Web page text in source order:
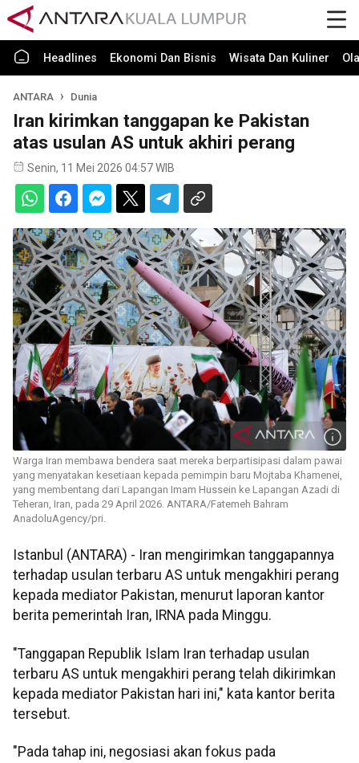
Headlines Ekonomi Dan Bisnis Wisata Dan Kuliner
ANTARA Dunia
Iran kirimkan tanggapan ke Pakistan
atas usulan AS untuk akhiri perang
Senin, 11 Mei 2026 04:57 WIB
Warga Iran membawa bendera saat mereka berpartisipasi dalam pawai
yang menyatakan kesetiaan kepada pemimpin baru Mojtaba Khamenei,
yang membentang dari Lapangan Imam Hussein ke Lapangan Azadi di
Teheran, Iran, pada 29 April 2026. ANTARA/Fatemeh Bahram
AnadoluAgency/pri.
Istanbul (ANTARA) - Iran mengirimkan tanggapannya
terhadap usulan terbaru AS untuk mengakhiri perang
kepada mediator Pakistan, menurut laporan kantor
berita pemerintah Iran, IRNA pada Minggu.
"Tanggapan Republik Islam Iran terhadap usulan
terbaru AS untuk mengakhiri perang telah dikirimkan
kepada mediator Pakistan hari ini," kata kantor berita
tersebut.
"Pada tahap ini, negosiasi akan fokus pada